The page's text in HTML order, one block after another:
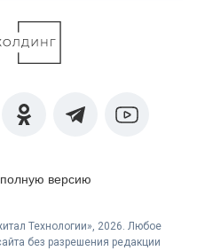
версию
Технологии», 2026. Любое
без разрешения редакции